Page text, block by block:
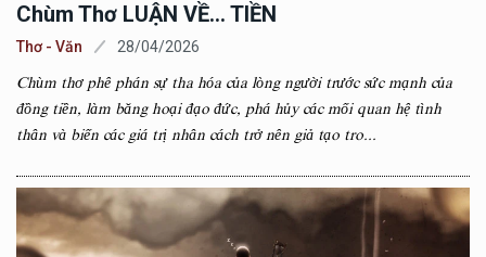
Chùm Thơ LUẬN VỀ... TIỀN
Thơ - Văn 28/04/2026
Chùm thơ phê phán sự tha hóa của lòng người trước sức mạnh của
đồng tiền, làm băng hoại đạo đức, phá hủy các mối quan hệ tình
thân và biến các giá trị nhân cách trở nên giả tạo tro...